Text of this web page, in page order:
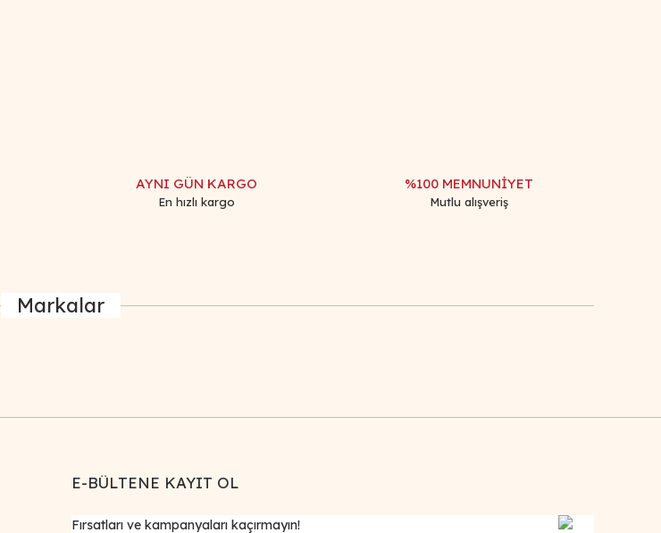
AYNI GÜN KARGO
En hızlı kargo
%100 MEMNUNİYET
Mutlu alışveriş
Markalar
E-BÜLTENE KAYIT OL